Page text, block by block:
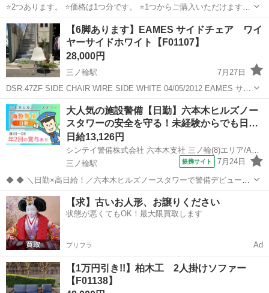
⭐️2つあります。 ⭐️価格は1つ分です。 ⭐️1つからご購入いただけます。
オスロ ⚠️クッションにシミがあります。(例:写真5枚目) 3つそれぞれシ
ミの状態異なります。 ■■■ご購入・ご来店される前に■■■ お電...
東京 荒川区 三ノ輪駅 椅子
【6脚あります】EAMES サイドチェア ワイ
ヤーサイドホワイト【F01107】
28,000円
三ノ輪駅
7月27日
DSR.47ZF SIDE CHAIR WIRE SIDE WHITE 04/05/2012 EAMES サイ
ドチェア ワイヤーサイド ホワイト イームズ ワイヤーベース ⚠️表
示価格は1脚分です。 ⚠️全6脚あります。...
東京 荒川区 三ノ輪駅 椅子 店頭
大人気の施設警備【日勤】六本木ヒルズノー
スタワーの安全を守る！未経験からでも日…
日給13,126円
シンテイ警備株式会社 六本木支社 三ノ輪(8)エリア/A3203200117
三ノ輪駅
提携サイト 7月24日
◆ ◆ ＼日勤×高日給！／六本木ヒルズノースタワーで警備デビューし
ませんか？ 大人気の施設警備♪綺麗な施設で働こう★ 六本木駅直結で
通勤楽々♪ 休憩時間はたっぷり2h◎ 空調完備の快適環境で無理なく働
ける！ ＼未経験ス...
東京 台東区 三ノ輪駅 警備員
【求】古いお人形、お譲りください
状態が悪くてもOK！最大限買取します
プリフラ Ad
【1万円引き!!】柏木工 2人掛けソファー
【F01138】